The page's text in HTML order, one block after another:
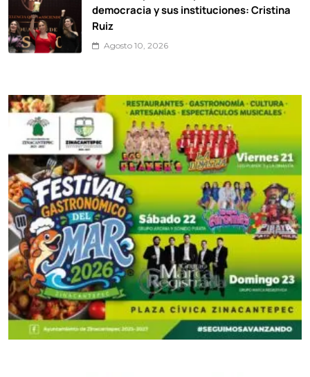
democracia y sus instituciones: Cristina
Ruiz
Agosto 10, 2026